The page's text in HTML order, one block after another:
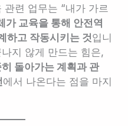
련 업무는 “내가 가르
가 교육을 통해 안전역
하고 작동시키는 것입니
지 않게 만드는 힘은,
돌아가는 계획과 관
에서 나온다는 점을 마지